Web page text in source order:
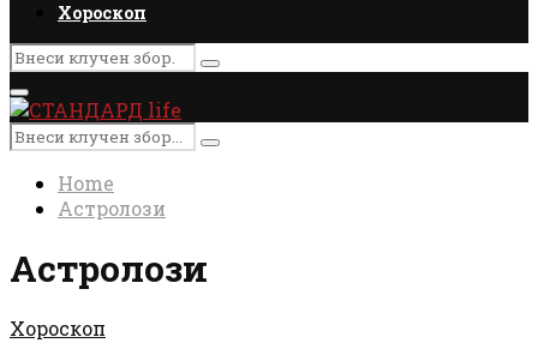
Хороскоп
Search
for:
Search
Primary
Menu
Search
for:
Search
Home
Астролози
Астролози
Хороскоп